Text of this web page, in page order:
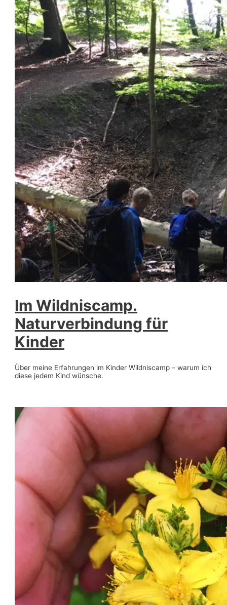
Im Wildniscamp.
Naturverbindung für
Kinder
Über meine Erfahrungen im Kinder Wildniscamp – warum ich
diese jedem Kind wünsche.